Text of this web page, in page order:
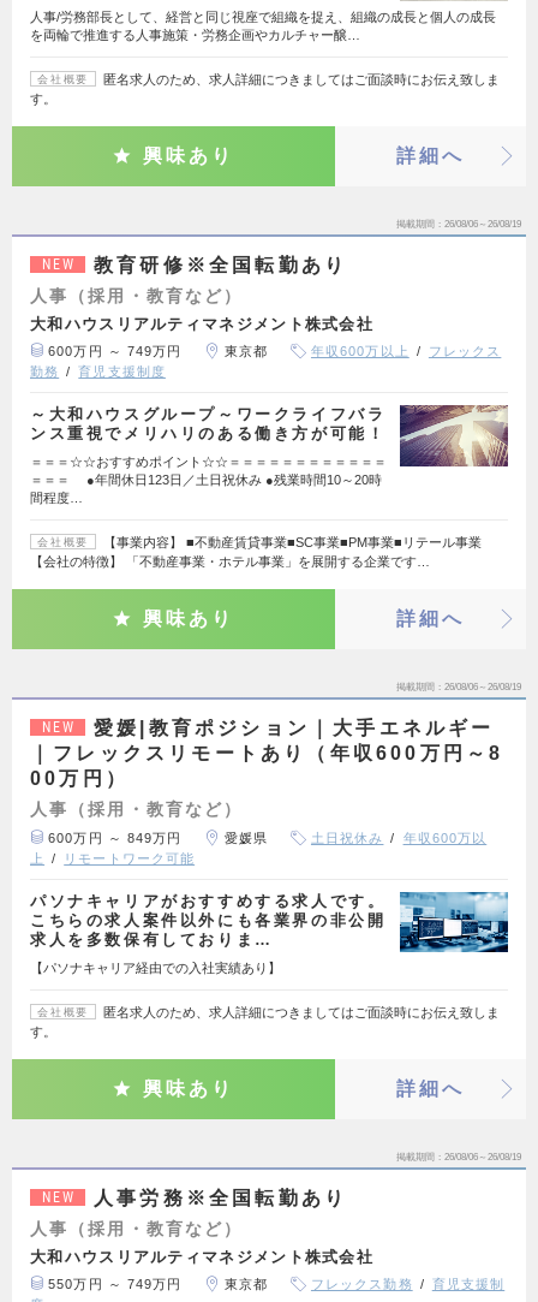
人事/労務部長として、経営と同じ視座で組織を捉え、組織の成長と個人の成長
を両輪で推進する人事施策・労務企画やカルチャー醸…
会社概要
匿名求人のため、求人詳細につきましてはご面談時にお伝え致しま
す。
興味あり 詳細へ
掲載期間 26/08/06～26/08/19
NEW 教育研修※全国転勤あり
人事（採用・教育など）
大和ハウスリアルティマネジメント株式会社
600万円 ～ 749万円 東京都 年収600万以上
フレックス
勤務
育児支援制度
～大和ハウスグループ～ワークライフバラ
ンス重視でメリハリのある働き方が可能！
＝＝＝☆☆おすすめポイント☆☆＝＝＝＝＝＝＝＝＝＝＝＝
＝＝＝ ●年間休日123日／土日祝休み ●残業時間10～20時
間程度…
会社概要
【事業内容】 ■不動産賃貸事業■SC事業■PM事業■リテール事業
【会社の特徴】 「不動産事業・ホテル事業」を展開する企業です…
興味あり 詳細へ
掲載期間 26/08/06～26/08/19
NEW
愛媛|教育ポジション｜大手エネルギー
｜フレックスリモートあり（年収600万円～8
00万円）
人事（採用・教育など）
600万円 ～ 849万円 愛媛県 土日祝休み
年収600万以
上
リモートワーク可能
パソナキャリアがおすすめする求人です。
こちらの求人案件以外にも各業界の非公開
求人を多数保有しておりま…
【パソナキャリア経由での入社実績あり】
会社概要
匿名求人のため、求人詳細につきましてはご面談時にお伝え致しま
す。
興味あり 詳細へ
掲載期間 26/08/06～26/08/19
NEW 人事労務※全国転勤あり
人事（採用・教育など）
大和ハウスリアルティマネジメント株式会社
550万円 ～ 749万円 東京都 フレックス勤務
育児支援制